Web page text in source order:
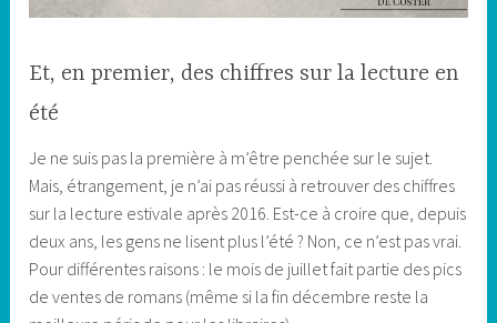
Et, en premier, des chiffres sur la lecture en
été
Je ne suis pas la première à m’être penchée sur le sujet.
Mais, étrangement, je n’ai pas réussi à retrouver des chiffres
sur la lecture estivale après 2016. Est-ce à croire que, depuis
deux ans, les gens ne lisent plus l’été ? Non, ce n’est pas vrai.
Pour différentes raisons : le mois de juillet fait partie des pics
de ventes de romans (même si la fin décembre reste la